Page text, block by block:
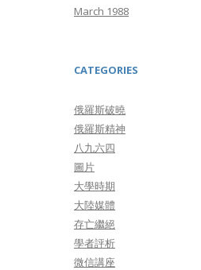
March 1988
CATEGORIES
俄羅斯破曉
俄羅斯精神
八九六四
圖片
大學時期
大陸媒體
存亡繼絕
學者評析
微信講座